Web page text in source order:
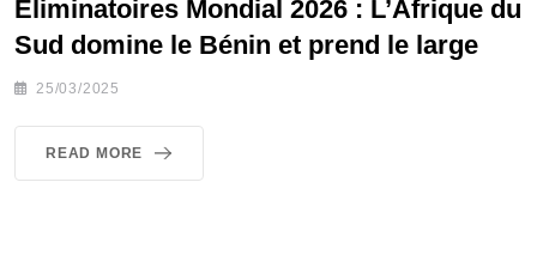
Éliminatoires Mondial 2026 : L’Afrique du
Sud domine le Bénin et prend le large
25/03/2025
READ MORE